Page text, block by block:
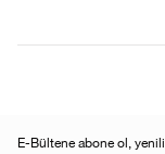
E-Bültene abone ol,